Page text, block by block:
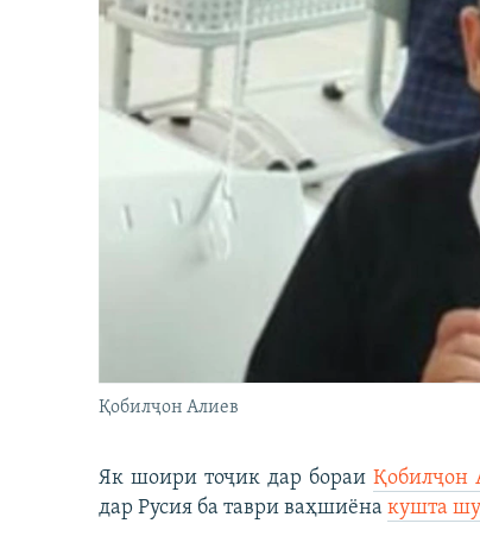
Қобилҷон Алиев
Як шоири тоҷик дар бораи Қобилҷон
дар Русия ба таври ваҳшиёна кушта